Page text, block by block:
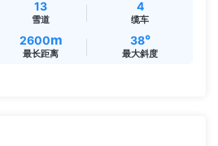
13
雪道
4
缆车
2600m
最长距离
38°
最大斜度